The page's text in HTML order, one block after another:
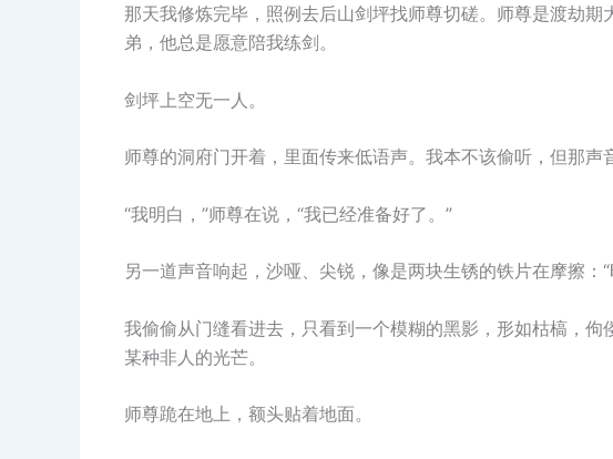
那天我修炼完毕，照例去后山剑坪找师尊切磋。师尊是渡劫
弟，他总是愿意陪我练剑。
剑坪上空无一人。
师尊的洞府门开着，里面传来低语声。我本不该偷听，但那
“我明白，”师尊在说，“我已经准备好了。”
另一道声音响起，沙哑、尖锐，像是两块生锈的铁片在摩擦：
我偷偷从门缝看进去，只看到一个模糊的黑影，形如枯槁，
某种非人的光芒。
师尊跪在地上，额头贴着地面。